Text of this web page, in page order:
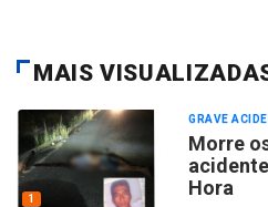
MAIS
1
GRAVE
Morre
Hora